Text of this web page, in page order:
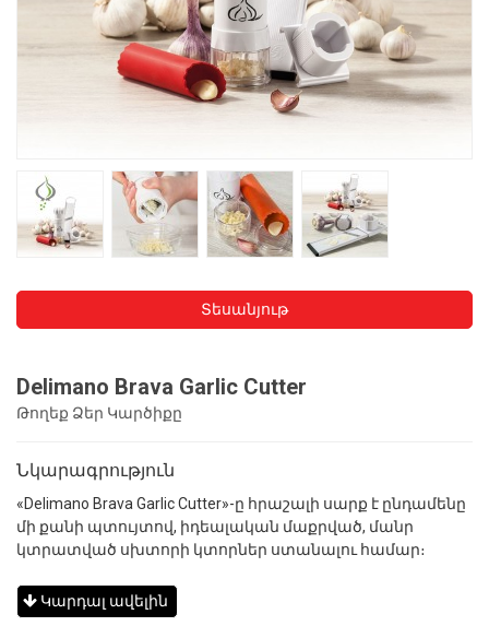
Տեսանյութ
Delimano Brava Garlic Cutter
Թողեք Ձեր Կարծիքը
Նկարագրություն
«Delimano Brava Garlic Cutter»-ը հրաշալի սարք է ընդամենը
մի քանի պտույտով, իդեալական մաքրված, մանր
կտրատված սխտորի կտորներ ստանալու համար։
Կարդալ ավելին